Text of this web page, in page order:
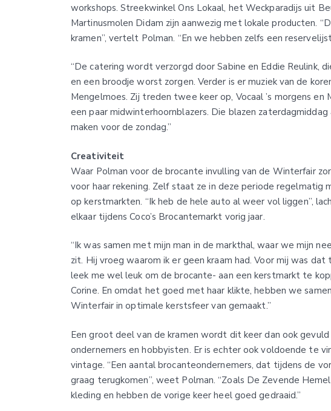
workshops. Streekwinkel Ons Lokaal, het Weckparadijs uit
Martinusmolen Didam zijn aanwezig met lokale producten.
kramen”, vertelt Polman. “En we hebben zelfs een
“De catering wordt verzorgd door Sabine en Eddie Reulink,
en een broodje worst zorgen. Verder is er muziek van de
Mengelmoes. Zij treden twee keer op, Vocaal ’s morgens en
een paar midwinterhoornblazers. Die blazen
maken voor de zondag.”
Creativiteit
Waar Polman voor de brocante invulling van de Winterfair
voor haar rekening. Zelf staat ze in deze periode regelmatig
op kerstmarkten. “Ik heb de hele auto al weer vol liggen”,
elkaar tijdens Coco’s Brocantemarkt vorig jaar.
“Ik was samen met mijn man in de markthal, waar we mijn
zit. Hij vroeg waarom ik er geen kraam had. Voor mij was
leek me wel leuk om de brocante- aan een kerstmarkt te
Corine. En omdat het goed met haar klikte, hebben we
Winterfair in optimale kerstsfeer van gemaakt.”
Een groot deel van de kramen wordt dit keer dan ook
ondernemers en hobbyisten. Er is echter ook voldoende te
vintage. “Een aantal brocanteondernemers, dat tijdens de
graag terugkomen”, weet Polman. “Zoals De Zevende
kleding en hebben de vorige keer heel goed gedraaid.”